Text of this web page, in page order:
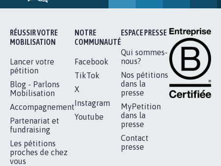
RÉUSSIR VOTRE
MOBILISATION
Lancer votre
pétition
Blog - Parlons
Mobilisation
Accompagnement
Partenariat et
fundraising
Les pétitions
proches de chez
vous
NOTRE
COMMUNAUTÉ
Facebook
TikTok
X
Instagram
Youtube
ESPACE PRESSE
Qui sommes-
nous?
Nos pétitions
dans la
presse
MyPetition
dans la
presse
Contact
presse